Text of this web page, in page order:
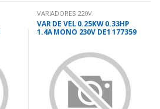
VARIADORES 220V.
VAR DE VEL 0.25KW 0.33HP
1.4A MONO 230V DE1 177359